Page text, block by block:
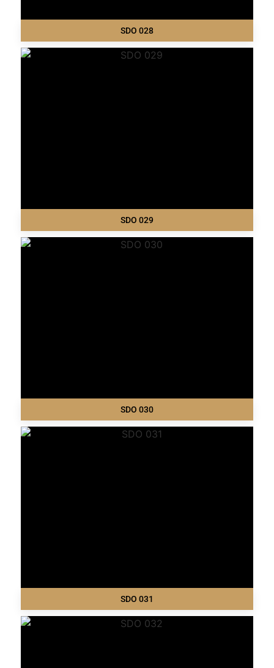
SDO 028
SDO 029
SDO 030
SDO 031